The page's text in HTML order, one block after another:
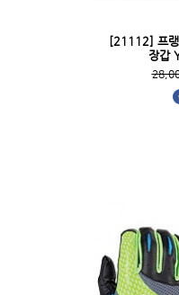
[21112] 프랭
장갑